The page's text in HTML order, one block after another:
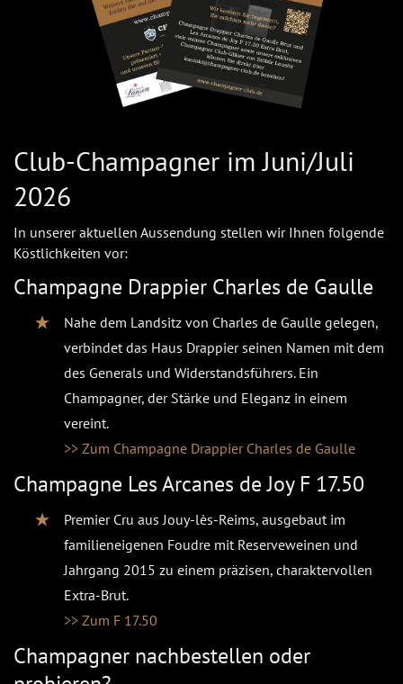
Club-Champagner im Juni/Juli
2026
In unserer aktuellen Aussendung stellen wir Ihnen folgende
Köstlichkeiten vor:
Champagne Drappier Charles de Gaulle
Nahe dem Landsitz von Charles de Gaulle gelegen,
verbindet das Haus Drappier seinen Namen mit dem
des Generals und Widerstandsführers. Ein
Champagner, der Stärke und Eleganz in einem
vereint.
>> Zum Champagne Drappier Charles de Gaulle
Champagne Les Arcanes de Joy F 17.50
Premier Cru aus Jouy-lès-Reims, ausgebaut im
familieneigenen Foudre mit Reserveweinen und
Jahrgang 2015 zu einem präzisen, charaktervollen
Extra-Brut.
>> Zum F 17.50
Champagner nachbestellen oder